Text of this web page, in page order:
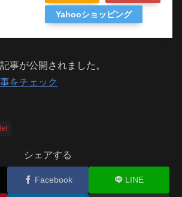
Yahooショッピング
事が公開されました。
をチェック
シェアする
Facebook LINE